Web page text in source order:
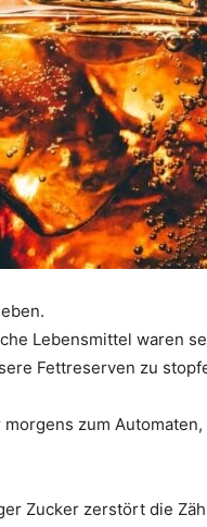
Lebensmittel waren
Fettreserven zu
zum
Zucker zerstört die